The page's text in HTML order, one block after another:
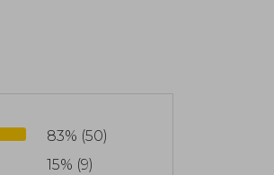
83% (50)
15% (9)